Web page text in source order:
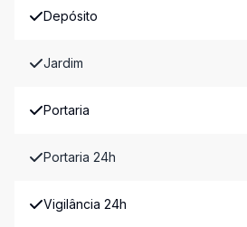
Depósito
Jardim
Portaria
Portaria 24h
Vigilância 24h